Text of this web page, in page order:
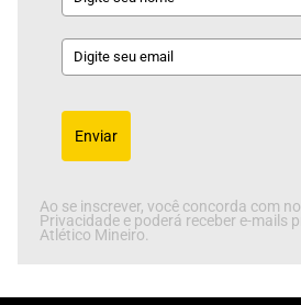
Enviar
Ao se inscrever, você concorda com
Privacidade e poderá receber e-mails
Atlético Mineiro.